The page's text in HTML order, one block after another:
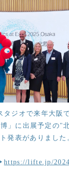
タジオで来年大阪
」に出展予定の"
発表がありました
https://lifte.jp/